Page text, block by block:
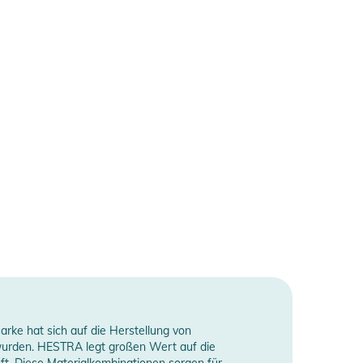
hat sich auf die Herstellung von
HESTRA legt großen Wert auf die